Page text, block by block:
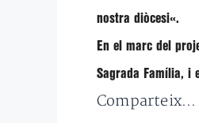
nostra diòcesi«.
En el marc del
Sagrada Família, i
Comparteix...